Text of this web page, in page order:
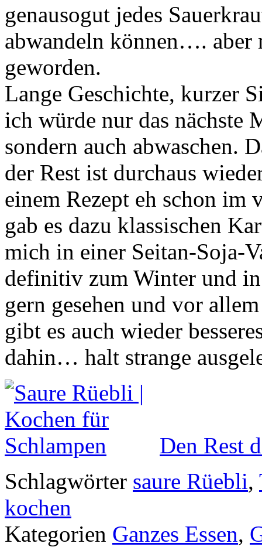
genausogut jedes
abwandeln können…. aber
geworden.
Lange Geschichte, kurzer
ich würde nur das nächste
sondern auch abwaschen.
der Rest ist durchaus
einem Rezept eh schon im
gab es dazu klassischen
mich in einer Seitan-Soja-
definitiv zum Winter und
gern gesehen und vor
gibt es auch wieder
dahin… halt strange
Den Rest
Schlagwörter saure Rüebli,
kochen
Kategorien Ganzes Essen,